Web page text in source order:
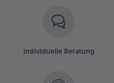
Individuelle Beratung